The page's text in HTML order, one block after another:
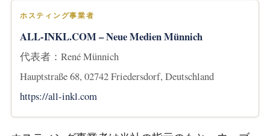
ホスティング事業者
ALL-INKL.COM – Neue Medien Münnich
代表者：René Münnich
Hauptstraße 68, 02742 Friedersdorf, Deutschland
https://all-inkl.com